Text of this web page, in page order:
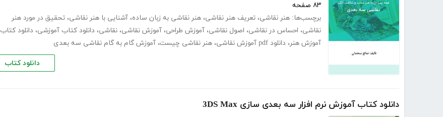
۸۳ صفحه
برچسب‌ها: هنر نقاشی، تعریف هنر نقاشی، هنر نقاشی به زبان ساده، آشنایی با هنر نقاشی، تحقیق در مورد هنر
نقاشی، احساس در نقاشی، اصول نقاشی، آموزش طراحی، آموزش نقاشی، نقاشی، دانلود کتاب آموزشی، دانلود کتاب
آموزش هنر، دانلود ‌pdf آموزش نقاشی ، هنر نقاشی چیست، آموزش گام به گام نقاشی سه بعدی
دانلود کتاب
دانلود کتاب آموزش نرم افزار سه بعدی سازی 3DS Max